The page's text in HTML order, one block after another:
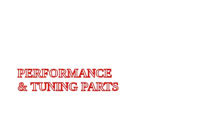
PERFORMANCE
& TUNING PARTS